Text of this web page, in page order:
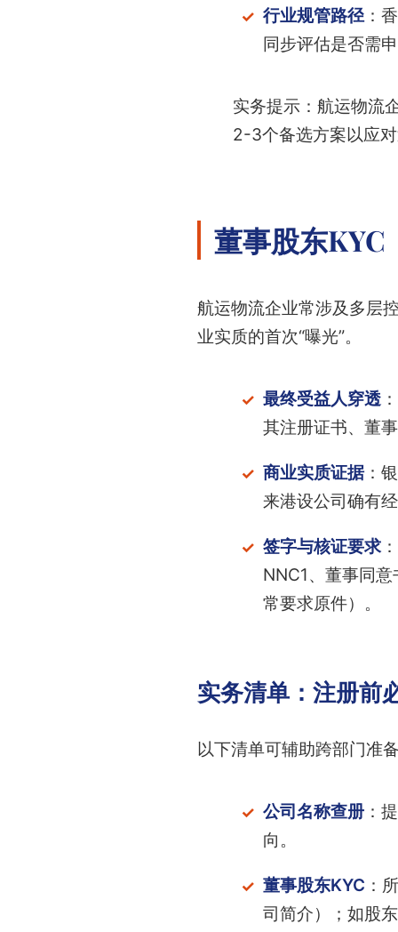
行业规管路径：
同步评估是否需
实务提示：航运物流
2-3个备选方案以应
董事股东KYC
航运物流企业常涉及多层
业实质的首次“曝光”。
最终受益人穿透
其注册证书、董
商业实质证据：
来港设公司确有
签字与核证要求
NNC1、董事同
常要求原件）。
实务清单：注册前
以下清单可辅助跨部门准
公司名称查册：
向。
董事股东KYC ：
司简介）；如股